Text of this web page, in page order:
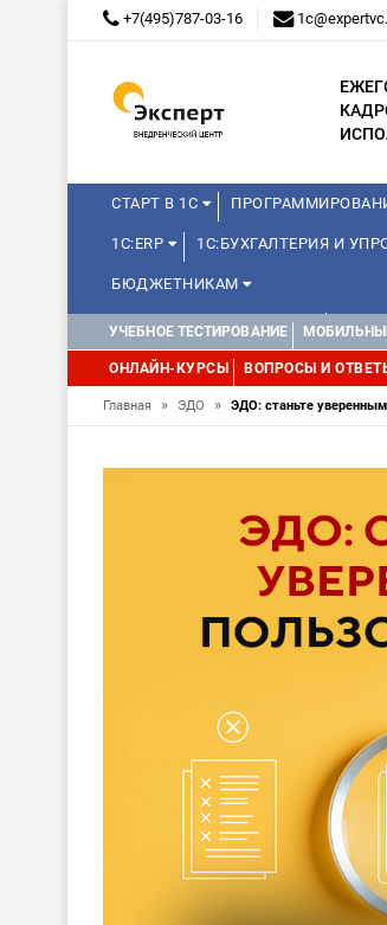
+7(495)787-03-16
СТАРТ В 1С
1С:ERP 1С:БУХГАЛТЕРИЯ И
БЮДЖЕТНИКАМ
КУРСЫ ДЛЯ ШКОЛЬНИКОВ
1С:МЕДИЦИНА WEB, JAVA И
УЧЕБНОЕ ТЕСТИРОВАНИЕ
ОНЛАЙН-КУРСЫ ВОПРОСЫ И
Главная » ЭДО » ЭДО: станьте